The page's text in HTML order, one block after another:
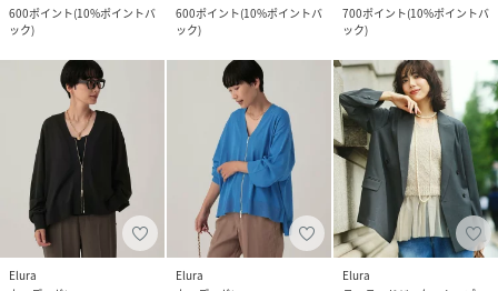
600ポイント(10%ポイントバ
ック)
600ポイント(10%ポイントバ
ック)
700ポイント(10%ポイントバ
ック)
Elura
Elura
Elura